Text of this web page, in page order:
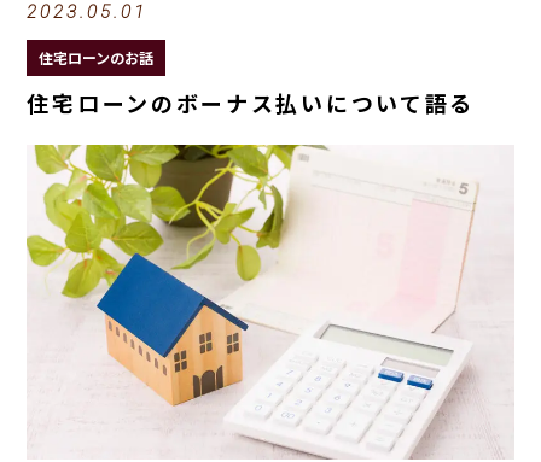
2023.05.01
住宅ローンのお話
住宅ローンのボーナス払いについて語る